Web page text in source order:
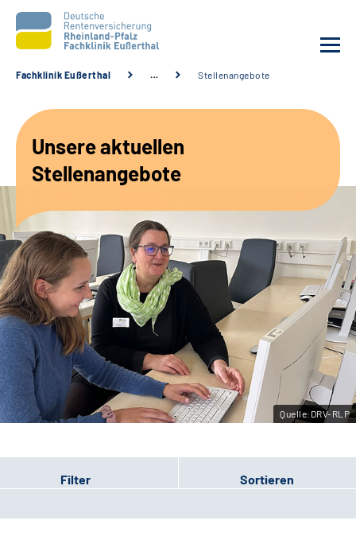
Unsere Angebote
Karriere
Beratungsstellen &
Zuweisende
Suche
Leichte Sprache
Gebärdensprache
Fachklinik Eußerthal … Stellenangebote
Unsere aktuellen
Stellenangebote
Quelle:DRV-RLP
Filter Sortieren